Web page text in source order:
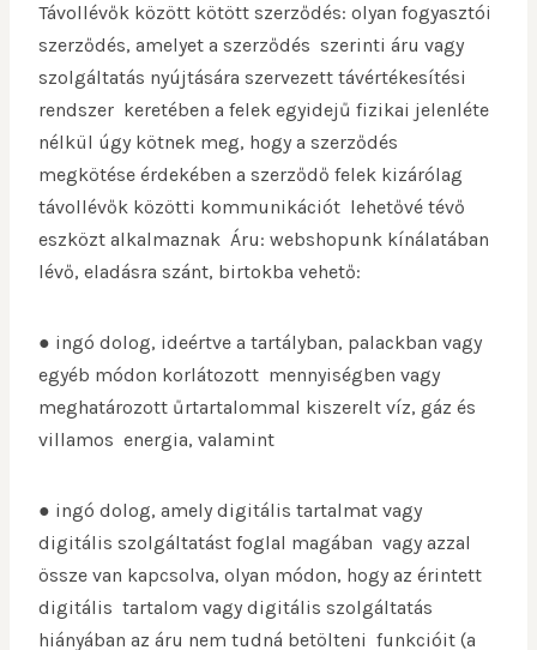
Távollévők között kötött szerződés: olyan fogyasztói
szerződés, amelyet a szerződés szerinti áru vagy
szolgáltatás nyújtására szervezett távértékesítési
rendszer keretében a felek egyidejű fizikai jelenléte
nélkül úgy kötnek meg, hogy a szerződés
megkötése érdekében a szerződő felek kizárólag
távollévők közötti kommunikációt lehetővé tévő
eszközt alkalmaznak Áru: webshopunk kínálatában
lévő, eladásra szánt, birtokba vehető:
● ingó dolog, ideértve a tartályban, palackban vagy
egyéb módon korlátozott mennyiségben vagy
meghatározott űrtartalommal kiszerelt víz, gáz és
villamos energia, valamint
● ingó dolog, amely digitális tartalmat vagy
digitális szolgáltatást foglal magában vagy azzal
össze van kapcsolva, olyan módon, hogy az érintett
digitális tartalom vagy digitális szolgáltatás
hiányában az áru nem tudná betölteni funkcióit (a